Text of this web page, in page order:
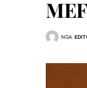
NGA